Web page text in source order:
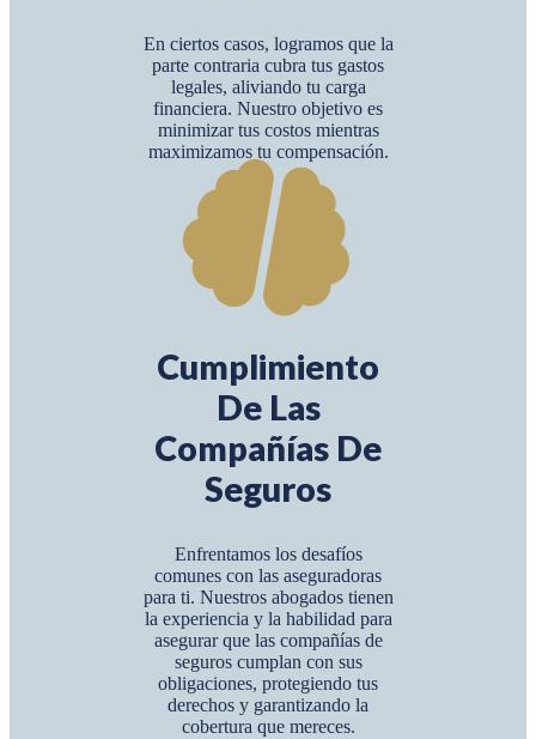
En ciertos casos, logramos que la
parte contraria cubra tus gastos
legales, aliviando tu carga
financiera. Nuestro objetivo es
minimizar tus costos mientras
maximizamos tu compensación.
Cumplimiento
De Las
Compañías De
Seguros
Enfrentamos los desafíos
comunes con las aseguradoras
para ti. Nuestros abogados tienen
la experiencia y la habilidad para
asegurar que las compañías de
seguros cumplan con sus
obligaciones, protegiendo tus
derechos y garantizando la
cobertura que mereces.